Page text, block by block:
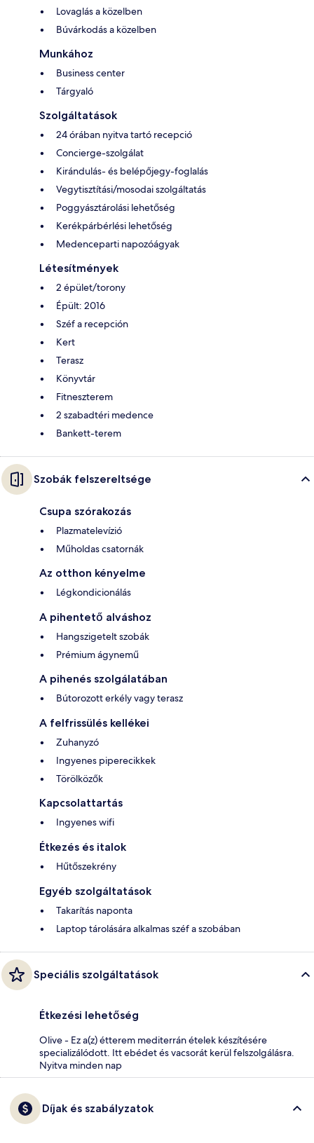
Lovaglás a közelben
Búvárkodás a közelben
Munkához
Business center
Tárgyaló
Szolgáltatások
24 órában nyitva tartó recepció
Concierge-szolgálat
Kirándulás- és belépőjegy-foglalás
Vegytisztítási/mosodai szolgáltatás
Poggyásztárolási lehetőség
Kerékpárbérlési lehetőség
Medenceparti napozóágyak
Létesítmények
2 épület/torony
Épült: 2016
Széf a recepción
Kert
Terasz
Könyvtár
Fitneszterem
2 szabadtéri medence
Bankett-terem
Szobák felszereltsége
Csupa szórakozás
Plazmatelevízió
Műholdas csatornák
Az otthon kényelme
Légkondicionálás
A pihentető alváshoz
Hangszigetelt szobák
Prémium ágynemű
A pihenés szolgálatában
Bútorozott erkély vagy terasz
A felfrissülés kellékei
Zuhanyzó
Ingyenes piperecikkek
Törölközők
Kapcsolattartás
Ingyenes wifi
Étkezés és italok
Hűtőszekrény
Egyéb szolgáltatások
Takarítás naponta
Laptop tárolására alkalmas széf a szobában
Speciális szolgáltatások
Étkezési lehetőség
Olive - Ez a(z) étterem mediterrán ételek készítésére
specializálódott. Itt ebédet és vacsorát kerül felszolgálásra.
Nyitva minden nap
Díjak és szabályzatok